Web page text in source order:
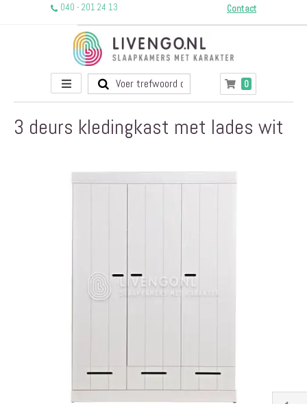
040 - 201 24 13 Contact
Toggle
Nav
Winkelwagen
0producten
3 deurs kledingkast met lades wit